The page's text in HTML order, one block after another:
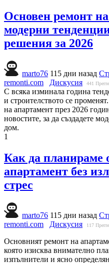
Основен ремонт
модерни
решения за 2026
marto76 115 дни назад
remonti.com
Дискусия 441
С всяка изминала година
и строителството се
на апартамент през 2026
новостите, за да създадете
дом.
1
Как да планираме
апартамент без
стрес
marto76 115 дни назад
remonti.com
Дискусия 117
Основният ремонт на
която изисква внимателно
изпълнители и ясно